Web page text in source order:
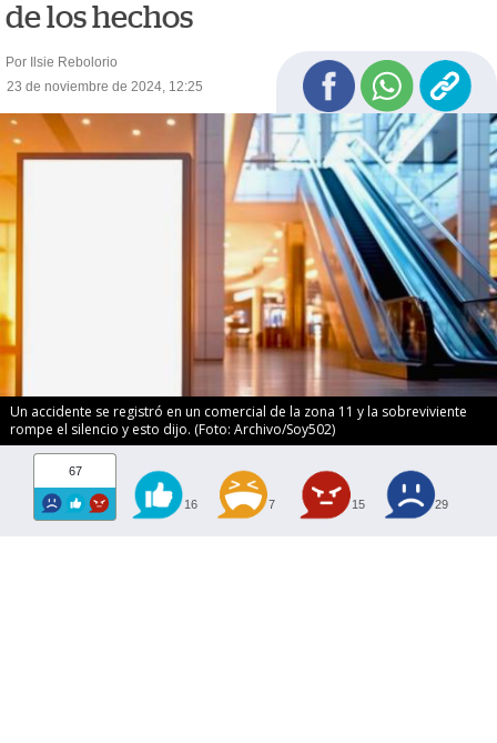
de los hechos
Por Ilsie Rebolorio
23 de noviembre de 2024, 12:25
Un accidente se registró en un comercial de la zona 11 y la sobreviviente
rompe el silencio y esto dijo. (Foto: Archivo/Soy502)
67
16 7 15 29